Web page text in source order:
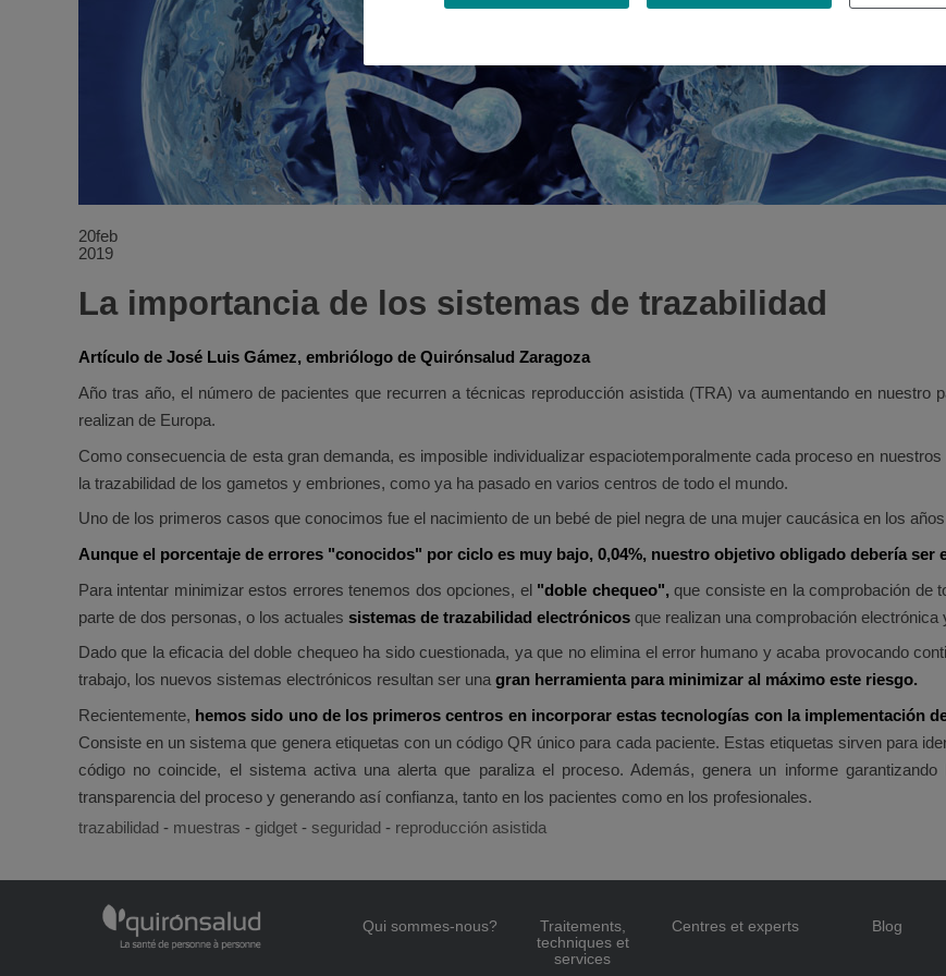
20feb
2019
La importancia de los sistemas de trazabilidad
Artículo de José Luis Gámez, embriólogo de Quirónsalud Zaragoza
Año tras año, el número de pacientes que recurren a técnicas reproducción asistida (TRA) va aumentando en
realizan de Europa.
Como consecuencia de esta gran demanda, es imposible individualizar espaciotemporalmente cada proceso en
la trazabilidad de los gametos y embriones, como ya ha pasado en varios centros de todo el mundo.
Uno de los primeros casos que conocimos fue el nacimiento de un bebé de piel negra de una mujer caucásica en los
Aunque el porcentaje de errores "conocidos" por ciclo es muy bajo, 0,04%, nuestro objetivo obligado debería ser
Para intentar minimizar estos errores tenemos dos opciones, el"doble chequeo", que consiste en la comprobación de
parte de dos personas, o los actuales sistemas de trazabilidad electrónicos que realizan una comprobación electrónica
Dado que la eficacia del doble chequeo ha sido cuestionada, ya que no elimina el error humano y acaba provocando
trabajo, los nuevos sistemas electrónicos resultan ser una gran herramienta para minimizar al máximo este riesgo.
Recientemente, hemos sido uno de los primeros centros en incorporar estas tecnologías con la implementación
Consiste en un sistema que genera etiquetas con un código QR único para cada paciente. Estas etiquetas sirven para
código no coincide, el sistema activa una alerta que paraliza el proceso. Además, genera un informe
transparencia del proceso y generando así confianza, tanto en los pacientes como en los profesionales.
trazabilidad - muestras - gidget - seguridad - reproducción asistida
Qui sommes-nous?
Traitements,
techniques et
services
Centres et experts Blog